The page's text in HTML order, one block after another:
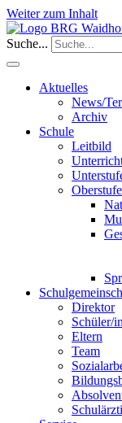
Weiter zum Inhalt
Suche...
Aktuelles
News/
Archiv
Schule
Leitbild
Oberstufe
Direktor
Schüler/
Eltern
Team